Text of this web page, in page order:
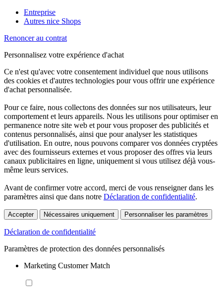
Entreprise
Autres nice Shops
Renoncer au contrat
Personnalisez votre expérience d'achat
Ce n'est qu'avec votre consentement individuel que nous utilisons
des cookies et d'autres technologies pour vous offrir une expérience
d'achat personnalisée.
Pour ce faire, nous collectons des données sur nos utilisateurs, leur
comportement et leurs appareils. Nous les utilisons pour optimiser en
permanence notre site web et pour vous proposer des publicités et
contenus personnalisés, ainsi que pour analyser les statistiques
d'utilisation. En outre, nous pouvons comparer vos données cryptées
avec des fournisseurs externes et vous proposer des offres via leurs
canaux publicitaires en ligne, uniquement si vous utilisez déjà vous-
même leurs services.
Avant de confirmer votre accord, merci de vous renseigner dans les
paramètres ainsi que dans notre Déclaration de confidentialité.
Accepter Nécessaires uniquement Personnaliser les paramètres
Déclaration de confidentialité
Paramètres de protection des données personnalisés
Marketing Customer Match